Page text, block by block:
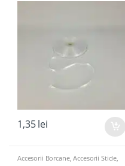
1,35lei
Accesorii Borcane,Accesorii Sticle,